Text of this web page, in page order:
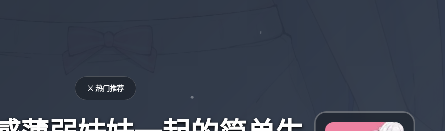
⚔️ 热门推荐